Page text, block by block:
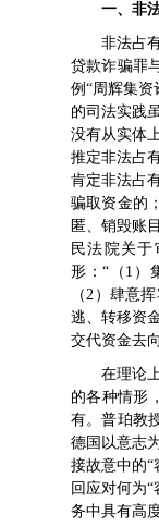
一、非
非法占
贷款诈骗罪
例“周辉集
的司法实践
没有从实体
推定非法占
肯定非法占
骗取资金的
匿、销毁账
民法院关
形：“（1）
（2）肆意
逃、转移资
交代资金去
在理论
的各种情形
有。普珀教
德国以意志
接故意中的
回应对何为
务中具有高